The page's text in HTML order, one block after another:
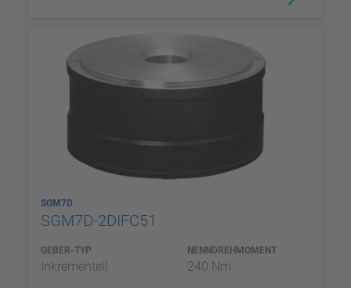
SGM7D
SGM7D-2DIFC51
GEBER-TYP
Inkrementell
NENNDREHMOMENT
240 Nm